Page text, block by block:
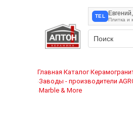
TEL
Плитка и
Главная›Каталог›
›Заводы - производители›
›Marble & More